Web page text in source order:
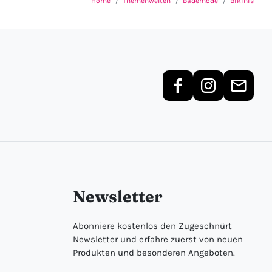
Newsletter
Abonniere kostenlos den Zugeschnürt
Newsletter und erfahre zuerst von neuen
Produkten und besonderen Angeboten.